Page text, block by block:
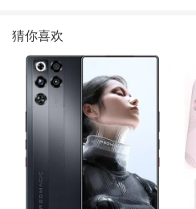
猜你喜欢